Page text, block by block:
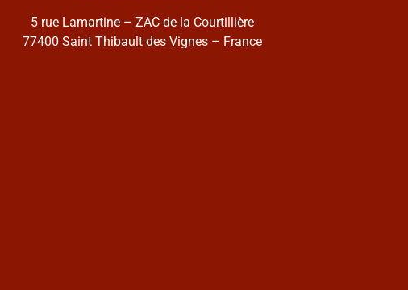
5 rue Lamartine – ZAC de la Courtillière
77400 Saint Thibault des Vignes – France